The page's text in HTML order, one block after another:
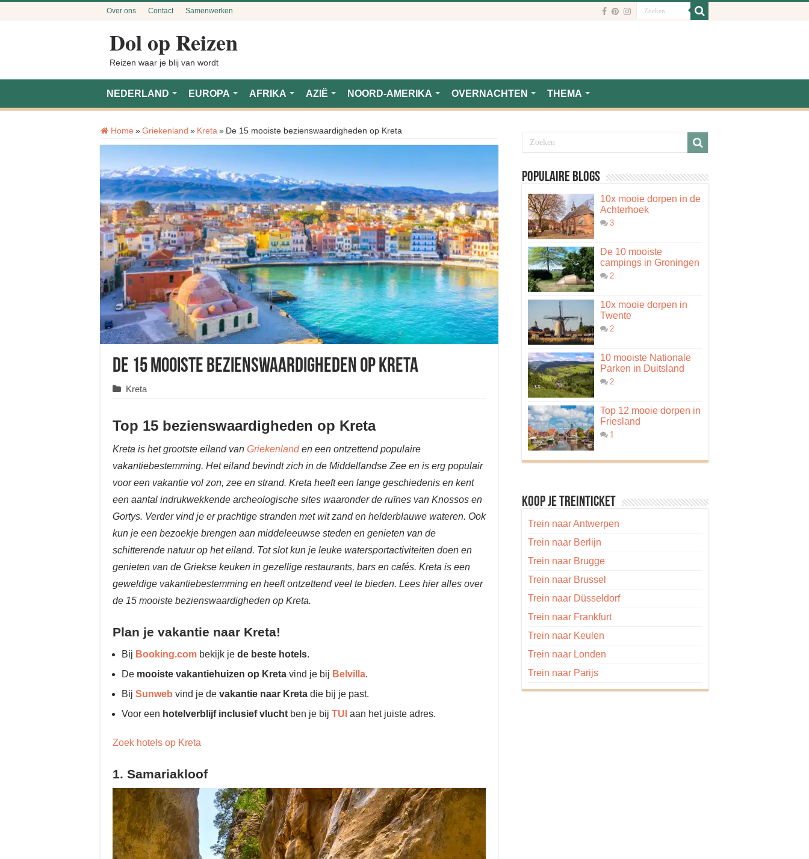
Over ons Contact Samenwerken
Dol op Reizen
Reizen waar je blij van wordt
NEDERLAND EUROPA AFRIKA AZIË NOORD-AMERIKA OVERNACHTEN THEMA
Home »Griekenland » Kreta » De 15 mooiste bezienswaardigheden op Kreta
De 15 mooiste bezienswaardigheden op Kreta
Kreta
Top 15 bezienswaardigheden op Kreta
Kreta is het grootste eiland van Griekenlanden een ontzettend populaire
vakantiebestemming. Het eiland bevindt zich in de Middellandse Zee en is erg populair
voor een vakantie vol zon, zee en strand. Kreta heeft een lange geschiedenis en kent
een aantal indrukwekkende archeologische sites waaronder de ruïnes van Knossos en
Gortys. Verder vind je er prachtige stranden met wit zand en helderblauwe wateren. Ook
kun je een bezoekje brengen aan middeleeuwse steden en genieten van de
schitterende natuur op het eiland. Tot slot kun je leuke watersportactiviteiten doen en
genieten van de Griekse keuken in gezellige restaurants, bars en cafés. Kreta is een
geweldige vakantiebestemming en heeft ontzettend veel te bieden. Lees hier alles over
de 15 mooiste bezienswaardigheden op Kreta.
Plan je vakantie naar Kreta!
Bij Booking.com bekijk je de beste hotels.
De mooiste vakantiehuizen op Kreta vind je bij Belvilla.
Bij Sunweb vind je de vakantie naar Kreta die bij je past.
Voor een hotelverblijf inclusief vlucht ben je bij TUI aan het juiste adres.
Zoek hotels op Kreta
1. Samariakloof
Populaire blogs
10x mooie dorpen in de
Achterhoek
3
De 10 mooiste
campings in Groningen
2
10x mooie dorpen in
Twente
2
10 mooiste Nationale
Parken in Duitsland
2
Top 12 mooie dorpen in
Friesland
1
Koop je treinticket
Trein naar Antwerpen
Trein naar Berlijn
Trein naar Brugge
Trein naar Brussel
Trein naar Düsseldorf
Trein naar Frankfurt
Trein naar Keulen
Trein naar Londen
Trein naar Parijs